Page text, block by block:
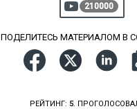
210000
ПОДЕЛИТЕСЬ МАТЕРИАЛОМ В
РЕЙТИНГ: 5.